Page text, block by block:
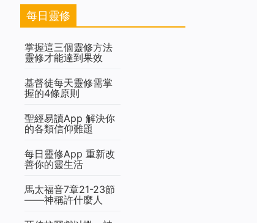
每日靈修
掌握這三個靈修方法
靈修才能達到果效
基督徒每天靈修需掌
握的4條原則
聖經易讀App 解決你
的各類信仰難題
每日靈修App 重新改
善你的靈生活
馬太福音7章21-23節
——神稱許什麼人